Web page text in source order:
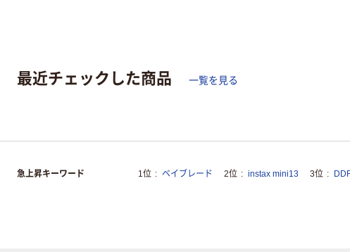
最近チェックした商品 一覧を見る
急上昇キーワード 1位 ベイブレード 2位 instax mini13 3位